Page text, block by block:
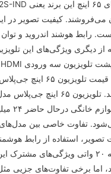
می‌فروشند. کیفیت تصویر در
از دیگری ویژگی‌های این
تصویر، استفاده از رابط
بلندگو‌های دوکاناله ۲۰ واتی ویژگی‌های
برخی تفاوت‌های جزیی مثل